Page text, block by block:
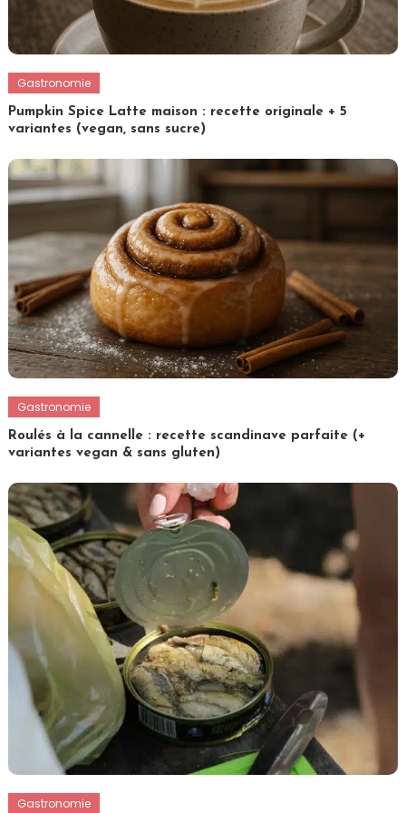
Gastronomie
Pumpkin Spice Latte maison : recette originale + 5
variantes (vegan, sans sucre)
Gastronomie
Roulés à la cannelle : recette scandinave parfaite (+
variantes vegan & sans gluten)
Gastronomie